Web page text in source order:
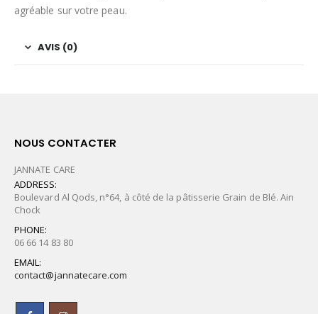
agréable sur votre peau.
AVIS (0)
NOUS CONTACTER
JANNATE CARE
ADDRESS:
Boulevard Al Qods, n°64, à côté de la pâtisserie Grain de Blé. Ain
Chock
PHONE:
06 66 14 83 80
EMAIL:
contact@jannatecare.com